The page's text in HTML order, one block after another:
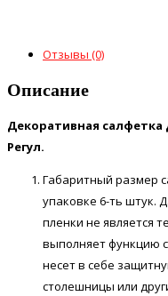
Отзывы (0)
Описание
Декоративная
Регул.
Габаритный размер
упаковке 6-ть штук.
пленки не является
выполняет функцию
несет в себе
столешницы или